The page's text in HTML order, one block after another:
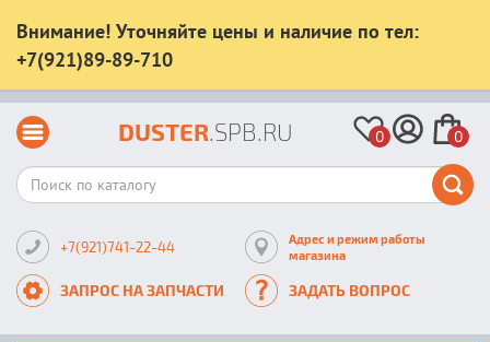
Внимание! Уточняйте цены и наличие по тел:
+7(921)89-89-710
DUSTER.SPB.RU 0 0
+7(921)741-22-44
Адрес и режим работы
магазина
ЗАПРОС НА ЗАПЧАСТИ ЗАДАТЬ ВОПРОС